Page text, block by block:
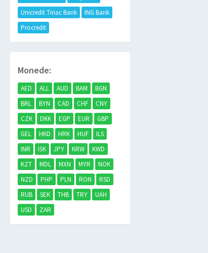
Unicredit Tiriac Bank
ING Bank
Procredit
Monede:
AED ALL AUD BAM
BGN
BRL
BYN CAD CHF
CNY
CZK
DKK EGP EUR
GBP
GEL
HKD HRK HUF
ILS
INR
ISK JPY KRW
KWD
KZT
MDL MXN MYR
NOK
NZD
PHP PLN RON
RSD
RUB
SEK THB TRY
UAH
USD
ZAR